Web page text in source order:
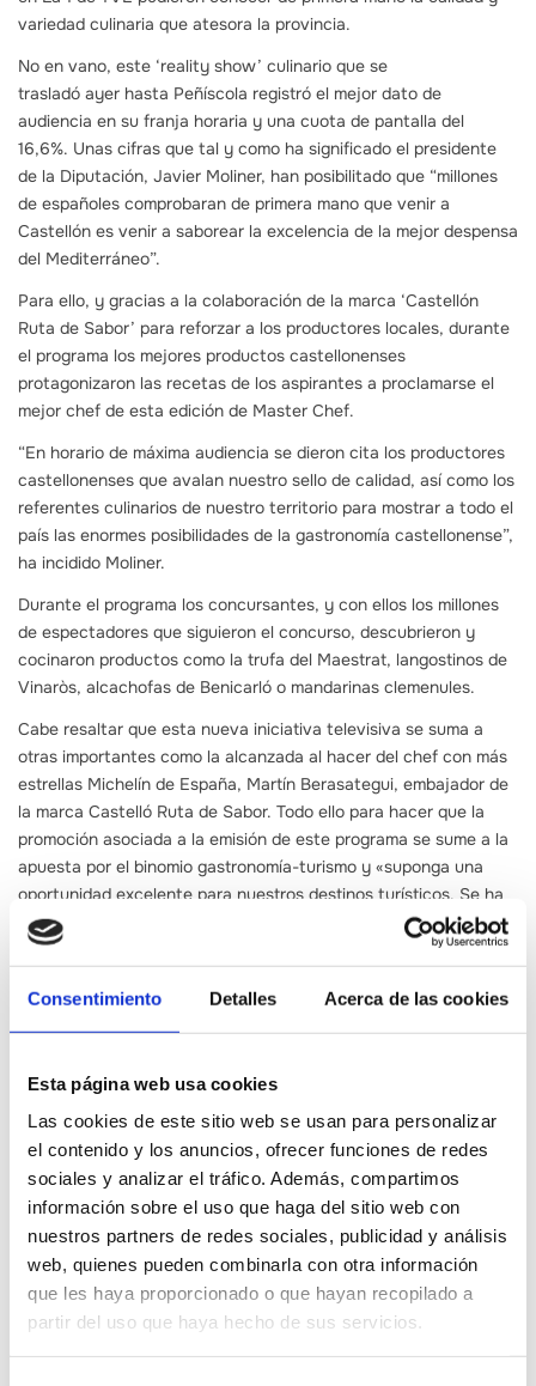
Consentimiento Detalles Acerca de las cookies
Esta página web usa cookies
Las cookies de este sitio web se usan para personalizar
el contenido y los anuncios, ofrecer funciones de redes
sociales y analizar el tráfico. Además, compartimos
información sobre el uso que haga del sitio web con
nuestros partners de redes sociales, publicidad y análisis
web, quienes pueden combinarla con otra información
que les haya proporcionado o que hayan recopilado a
partir del uso que haya hecho de sus servicios.
variedad culinaria que atesora la provincia.
No en vano, este ‘reality show’ culinario que se
trasladó ayer hasta Peñíscola registró el mejor dato de
audiencia en su franja horaria y una cuota de pantalla del
16,6%. Unas cifras que tal y como ha significado el presidente
de la Diputación, Javier Moliner, han posibilitado que “millones
de españoles comprobaran de primera mano que venir a
Castellón es venir a saborear la excelencia de la mejor despensa
del Mediterráneo”.
Para ello, y gracias a la colaboración de la marca ‘Castellón
Ruta de Sabor’ para reforzar a los productores locales, durante
el programa los mejores productos castellonenses
protagonizaron las recetas de los aspirantes a proclamarse el
mejor chef de esta edición de Master Chef.
“En horario de máxima audiencia se dieron cita los productores
castellonenses que avalan nuestro sello de calidad, así como los
referentes culinarios de nuestro territorio para mostrar a todo el
país las enormes posibilidades de la gastronomía castellonense”,
ha incidido Moliner.
Durante el programa los concursantes, y con ellos los millones
de espectadores que siguieron el concurso, descubrieron y
cocinaron productos como la trufa del Maestrat, langostinos de
Vinaròs, alcachofas de Benicarló o mandarinas clemenules.
Cabe resaltar que esta nueva iniciativa televisiva se suma a
otras importantes como la alcanzada al hacer del chef con más
estrellas Michelín de España, Martín Berasategui, embajador de
la marca Castelló Ruta de Sabor. Todo ello para hacer que la
promoción asociada a la emisión de este programa se sume a la
apuesta por el binomio gastronomía-turismo y «suponga una
oportunidad excelente para nuestros destinos turísticos. Se ha
demostrado que el patrimonio gastronómico es un excelente
recurso turístico para atraer visitantes a una tierra de mar y
Contenidos relacionados